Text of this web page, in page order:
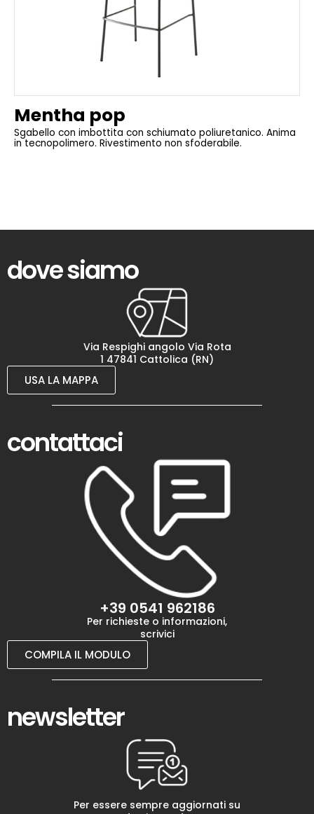
Mentha pop
Sgabello con imbottita con schiumato poliuretanico. Anima
in tecnopolimero. Rivestimento non sfoderabile.
dove siamo
Via Respighi angolo Via Rota
1 47841 Cattolica (RN)
USA LA MAPPA
contattaci
+39 0541 962186
Per richieste o informazioni,
scrivici
COMPILA IL MODULO
newsletter
Per essere sempre aggiornati su